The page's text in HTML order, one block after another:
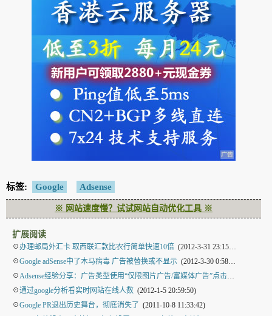
标签: Google Adsense
※ 网站速度慢？试试网站自动优化工具 ※
扩展阅读
☉办理邮局外汇卡 取西联汇款比农行简单快速10倍 (2012-3-31 23:15:47)
☉Google adSense中了木马病毒 广告被替换或不显示 (2012-3-30 0:58:16)
☉Adsense经验分享：广告类型使用“仅限图片广告/富媒体广告”点击率更高
☉通过google分析看实时网站在线人数 (2012-1-5 20:59:50)
☉Google PR退出历史舞台，彻底消失了 (2011-10-8 11:33:42)